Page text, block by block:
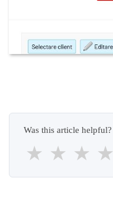
Was this article helpful?
★ ★ ★ ★